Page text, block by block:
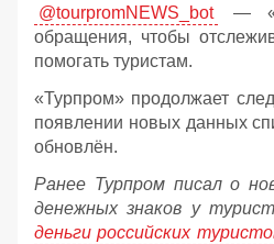
@tourpromNEWS_bot
—
обращения, чтобы
помогать туристам.
«Турпром» продолжает
появлении новых данных
обновлён.
Ранее Турпром писал о
денежных знаков у
деньги российских